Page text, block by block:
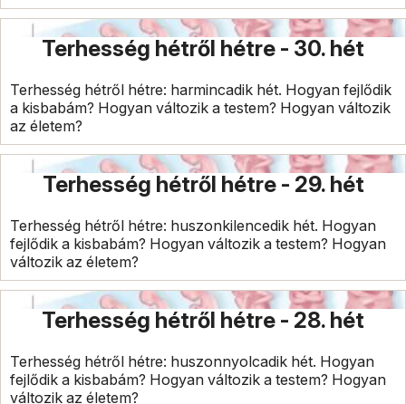
Terhesség hétről hétre - 30. hét
Terhesség hétről hétre: harmincadik hét. Hogyan fejlődik
a kisbabám? Hogyan változik a testem? Hogyan változik
az életem?
Terhesség hétről hétre - 29. hét
Terhesség hétről hétre: huszonkilencedik hét. Hogyan
fejlődik a kisbabám? Hogyan változik a testem? Hogyan
változik az életem?
Terhesség hétről hétre - 28. hét
Terhesség hétről hétre: huszonnyolcadik hét. Hogyan
fejlődik a kisbabám? Hogyan változik a testem? Hogyan
változik az életem?